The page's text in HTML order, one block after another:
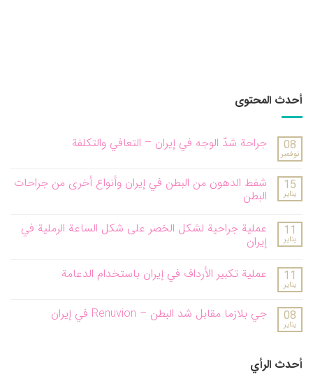
أحدث المحتوى
08
نوفمبر
جراحة شدّ الوجه في إيران – التعافي والتكلفة
15
يناير
شفط الدهون من البطن في إيران وأنواع أخرى من جراحات
البطن
11
يناير
عملية جراحية لشكل الخصر على شكل الساعة الرملية في
إيران
11
يناير
عملية تكبير الأرداف في إيران باستخدام الدعامة
08
يناير
جي بلازما مقابل شد البطن – Renuvion في إيران
أحدث الرأي